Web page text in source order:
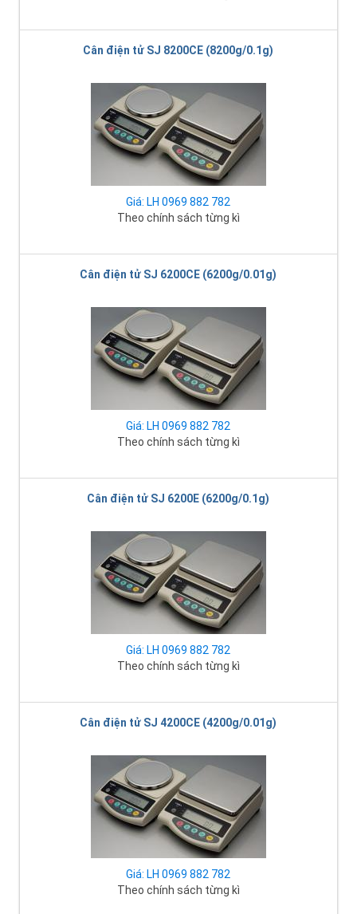
Cân điện tử SJ 8200CE (8200g/0.1g)
Giá: LH 0969 882 782
Theo chính sách từng kì
Cân điện tử SJ 6200CE (6200g/0.01g)
Giá: LH 0969 882 782
Theo chính sách từng kì
Cân điện tử SJ 6200E (6200g/0.1g)
Giá: LH 0969 882 782
Theo chính sách từng kì
Cân điện tử SJ 4200CE (4200g/0.01g)
Giá: LH 0969 882 782
Theo chính sách từng kì